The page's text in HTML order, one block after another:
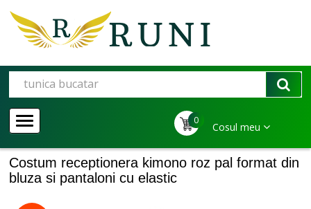
0
Cosul meu
Costum receptionera kimono roz pal format din
bluza si pantaloni cu elastic